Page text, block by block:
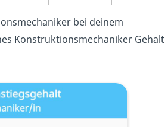
bei deinem
Konstruktionsmechaniker Gehalt